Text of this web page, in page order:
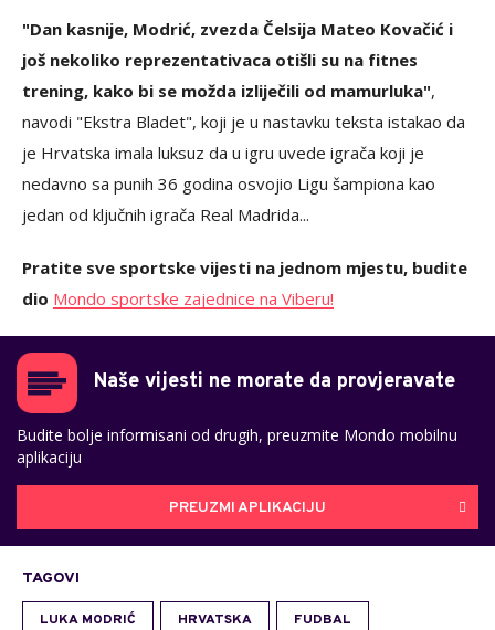
"Dan kasnije, Modrić, zvezda Čelsija Mateo Kovačić i
još nekoliko reprezentativaca otišli su na fitnes
trening, kako bi se možda izliječili od mamurluka",
navodi "Ekstra Bladet", koji je u nastavku teksta istakao da
je Hrvatska imala luksuz da u igru uvede igrača koji je
nedavno sa punih 36 godina osvojio Ligu šampiona kao
jedan od ključnih igrača Real Madrida...
Pratite sve sportske vijesti na jednom mjestu, budite
dio Mondo sportske zajednice na Viberu!
Naše vijesti ne morate da provjeravate
Budite bolje informisani od drugih, preuzmite Mondo mobilnu
aplikaciju
PREUZMI APLIKACIJU
TAGOVI
LUKA MODRIĆ HRVATSKA FUDBAL